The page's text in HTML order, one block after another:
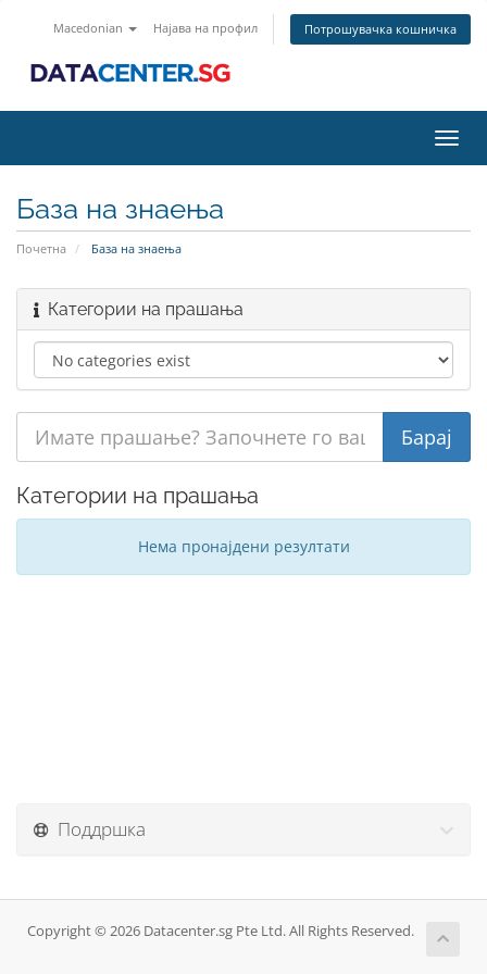
Macedonian Најава на профил Потрошувачка кошничка
База на знаења
Почетна База на знаења
Категории на прашања
Категории на прашања
Нема пронајдени резултати
Поддршка
Copyright © 2026 Datacenter.sg Pte Ltd. All Rights Reserved.